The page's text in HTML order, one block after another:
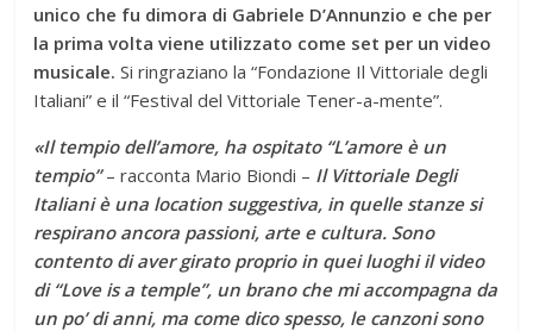
unico che fu dimora di Gabriele D’Annunzio e che per
la prima volta viene utilizzato come set per un video
musicale.Si ringraziano la “Fondazione Il Vittoriale degli
Italiani” e il “Festival del Vittoriale Tener-a-mente”.
«Il tempio dell’amore, ha ospitato “L’amore è un
tempio”– racconta Mario Biondi – Il Vittoriale Degli
Italiani è una location suggestiva, in quelle stanze si
respirano ancora passioni, arte e cultura. Sono
contento di aver girato proprio in quei luoghi il video
di “Love is a temple”, un brano che mi accompagna da
un po’ di anni, ma come dico spesso, le canzoni sono